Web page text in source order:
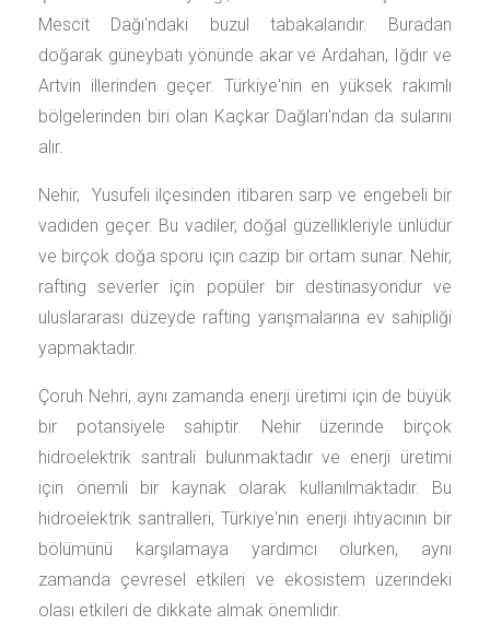
Mescit Dağı'ndaki buzul tabakalarıdır. Buradan
doğarak güneybatı yönünde akar ve Ardahan, Iğdır ve
Artvin illerinden geçer. Türkiye'nin en yüksek rakımlı
bölgelerinden biri olan Kaçkar Dağları'ndan da sularını
alır.
Nehir, Yusufeli ilçesinden itibaren sarp ve engebeli bir
vadiden geçer. Bu vadiler, doğal güzellikleriyle ünlüdür
ve birçok doğa sporu için cazip bir ortam sunar. Nehir,
rafting severler için popüler bir destinasyondur ve
uluslararası düzeyde rafting yarışmalarına ev sahipliği
yapmaktadır.
Çoruh Nehri, aynı zamanda enerji üretimi için de büyük
bir potansiyele sahiptir. Nehir üzerinde birçok
hidroelektrik santrali bulunmaktadır ve enerji üretimi
için önemli bir kaynak olarak kullanılmaktadır. Bu
hidroelektrik santralleri, Türkiye'nin enerji ihtiyacının bir
bölümünü karşılamaya yardımcı olurken, aynı
zamanda çevresel etkileri ve ekosistem üzerindeki
olası etkileri de dikkate almak önemlidir.